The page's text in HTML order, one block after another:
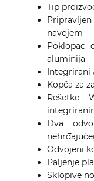
Tip
navojem
Poklopac
aluminija
Integrirani
Kopča za
Rešetke
Dva
Odvojeni
Paljenje
Sklopive